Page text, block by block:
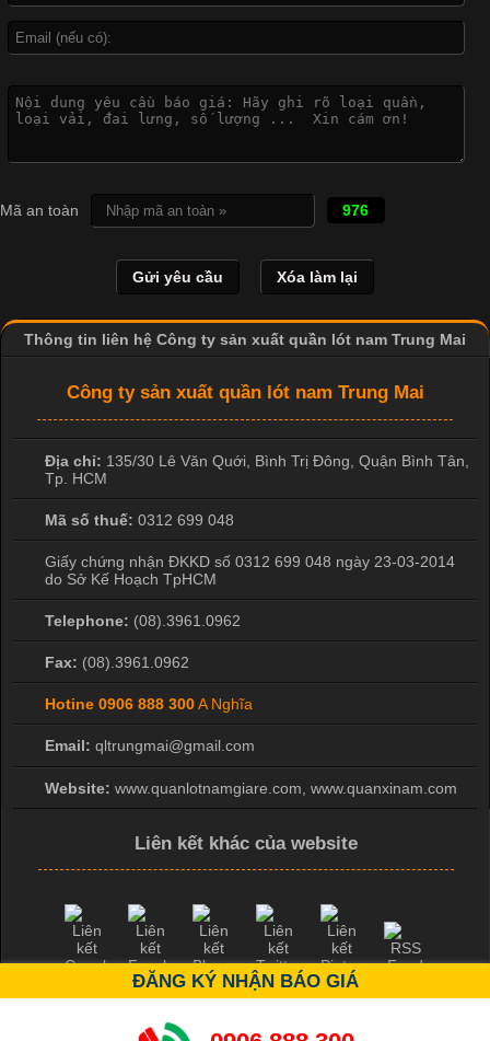
Vì Sao Cơ Sở Sản Xuất Quần Lót Nam Ưa Chuộng Vải
Cotton?
Vải cotton là một trong những chất liệu được sử dụng rộng rãi
và thấm hút mồ hôi tốt. Đây cũng là loại vải được nhiều công ty
sản xuất quần lót nam lựa chọn để tạo ra các sản phẩm chất
Mã an toàn 976
Thông tin liên hệ Công ty sản xuất quần lót nam Trung Mai
Công ty sản xuất quần lót nam Trung Mai
Địa chỉ: 135/30 Lê Văn Quới, Bình Trị Đông Quận Bình Tân
Tp. HCM
Mã số thuế: 0312 699 048
Giấy chứng nhận ĐKKD số 0312 699 048 ngày 23-03-2014
do Sở Kế Hoạch TpHCM
Telephone: (08).3961.0962
Fax: (08).3961.0962
Hotine 0906 888 300A Nghĩa
Email: qltrungmai@gmail.com
Website: www.quanlotnamgiare.com, www.quanxinam.com
Liên kết khác của website
ĐĂNG KÝ NHẬN BÁO GIÁ